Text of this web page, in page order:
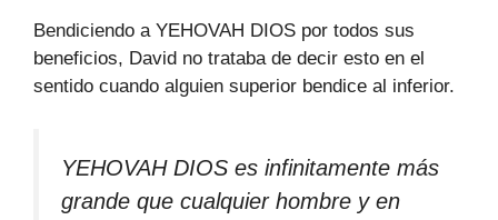
Bendiciendo a YEHOVAH DIOS por todos sus
beneficios, David no trataba de decir esto en el
sentido cuando alguien superior bendice al inferior.
YEHOVAH DIOS es infinitamente más
grande que cualquier hombre y en